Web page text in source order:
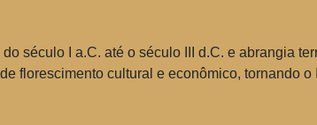
século I a.C. até o século III d.C. e abrangia
florescimento cultural e econômico, tornando o